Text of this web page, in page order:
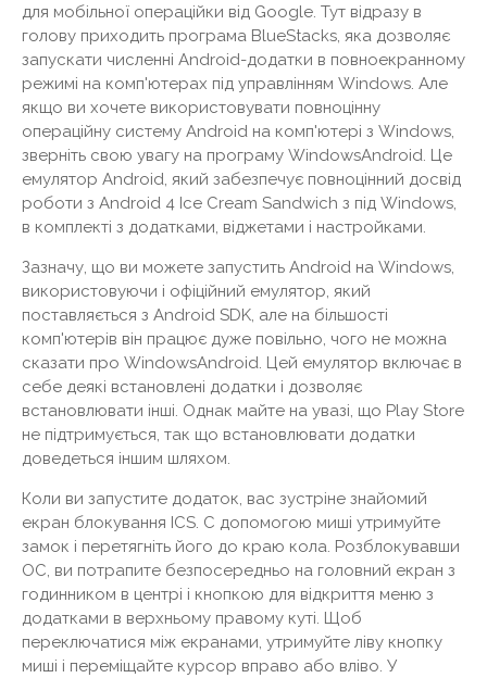
для мобільної операційки від Google. Тут відразу в
голову приходить програма BlueStacks, яка дозволяє
запускати численні Android-додатки в повноекранному
режимі на комп'ютерах під управлінням Windows. Але
якщо ви хочете використовувати повноцінну
операційну систему Android на комп'ютері з Windows,
зверніть свою увагу на програму WindowsAndroid. Це
емулятор Android, який забезпечує повноцінний досвід
роботи з Android 4 Ice Cream Sandwich з під Windows,
в комплекті з додатками, віджетами і настройками.
Зазначу, що ви можете запустить Android на Windows,
використовуючи і офіційний емулятор, який
поставляється з Android SDK, але на більшості
комп'ютерів він працює дуже повільно, чого не можна
сказати про WindowsAndroid. Цей емулятор включає в
себе деякі встановлені додатки і дозволяє
встановлювати інші. Однак майте на увазі, що Play Store
не підтримується, так що встановлювати додатки
доведеться іншим шляхом.
Коли ви запустите додаток, вас зустріне знайомий
екран блокування ICS. C допомогою миші утримуйте
замок і перетягніть його до краю кола. Розблокувавши
ОС, ви потрапите безпосередньо на головний екран з
годинником в центрі і кнопкою для відкриття меню з
додатками в верхньому правому куті. Щоб
переключатися між екранами, утримуйте ліву кнопку
миші і переміщайте курсор вправо або вліво. У